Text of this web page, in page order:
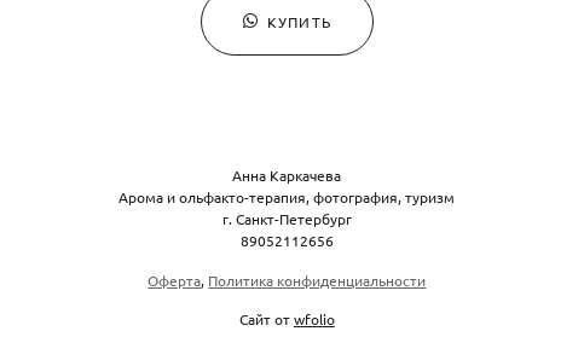
КУПИТЬ
Анна Каркачева
Арома и ольфакто-терапия, фотография, туризм
г. Санкт-Петербург
89052112656
Оферта, Политика конфиденциальности
Сайт отwfolio